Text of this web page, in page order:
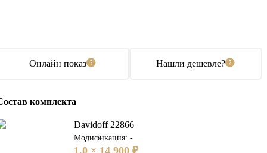
Онлайн показ Нашли дешевле?
комплекта
Davidoff 22866
Модификация: -
1.0 × 14 900 ₽